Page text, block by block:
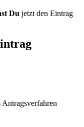
Du jetzt den Eintrag